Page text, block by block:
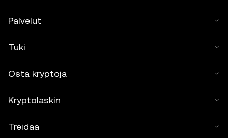
Palvelut
Tuki
Osta kryptoja
Kryptolaskin
Treidaa